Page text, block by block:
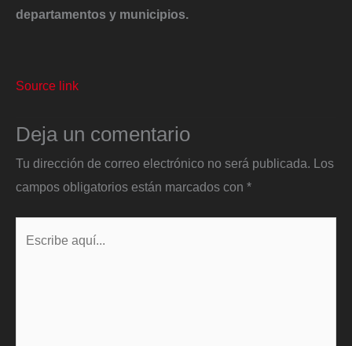
departamentos y municipios.
Source link
Deja un comentario
Tu dirección de correo electrónico no será publicada. Los
campos obligatorios están marcados con *